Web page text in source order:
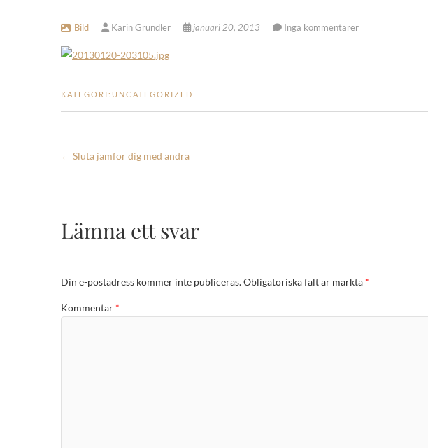
Bild Karin Grundler januari 20, 2013 Inga kommentarer
KATEGORI: UNCATEGORIZED
← Sluta jämför dig med andra
Lämna ett svar
Din e-postadress kommer inte publiceras.Obligatoriska fält är märkta *
Kommentar *